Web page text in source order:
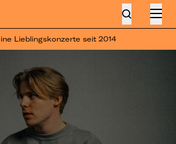
Lieblingskonzerte seit 2014